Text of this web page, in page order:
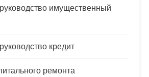
имущественный
кредит
ремонта